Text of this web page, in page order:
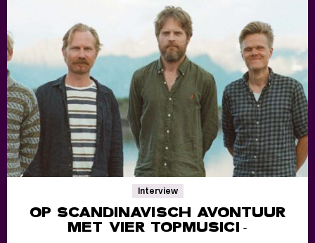
Interview
OP SCANDINAVISCH AVONTUUR
MET VIER TOPMUSICI -